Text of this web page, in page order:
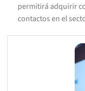
permitirá adquirir
contactos en el